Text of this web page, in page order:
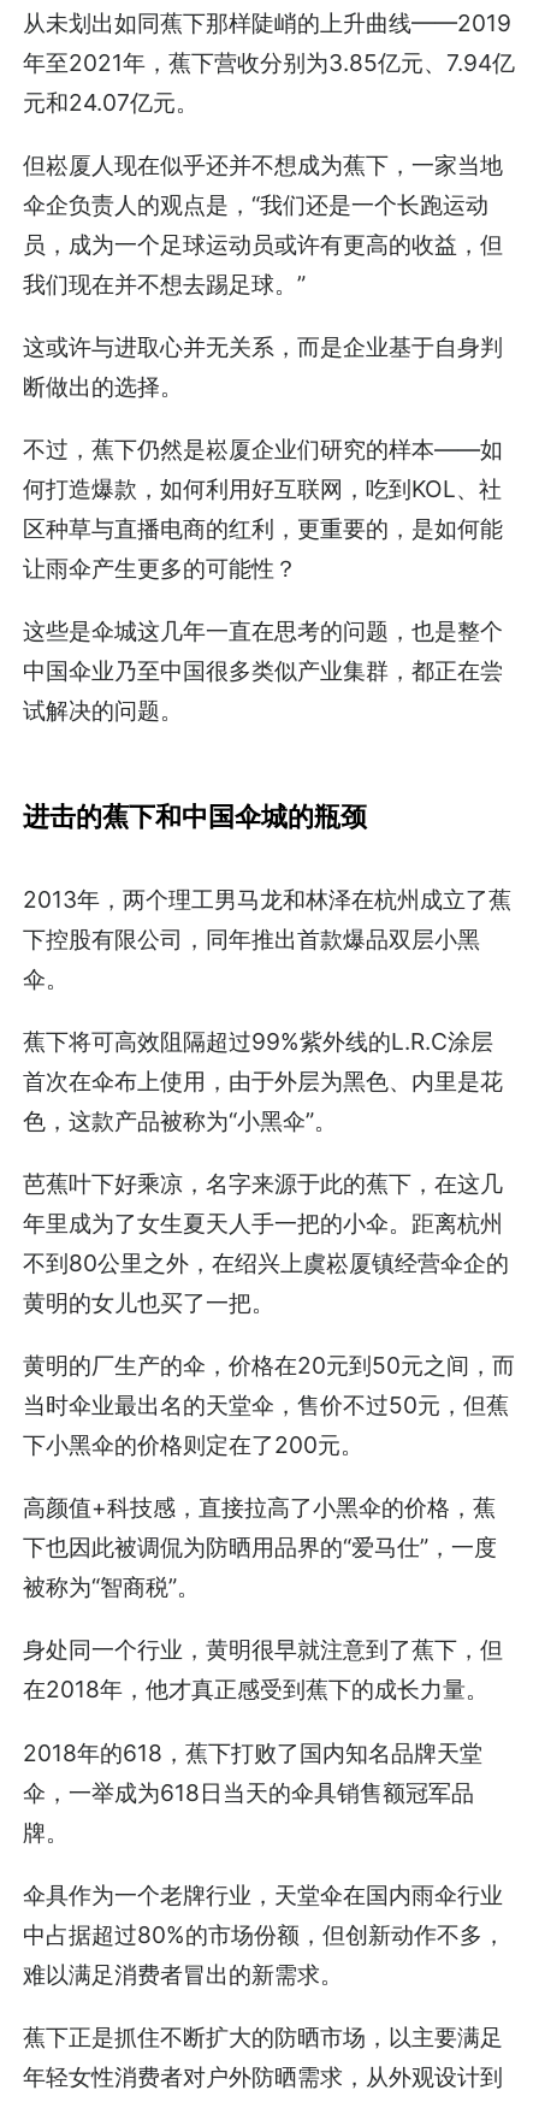
从未划出如同蕉下那样陡峭的上升曲线——2019
年至2021年，蕉下营收分别为3.85亿元、7.94亿
元和24.07亿元。
但崧厦人现在似乎还并不想成为蕉下，一家当地
伞企负责人的观点是，“我们还是一个长跑运动
员，成为一个足球运动员或许有更高的收益，但
我们现在并不想去踢足球。”
这或许与进取心并无关系，而是企业基于自身判
断做出的选择。
不过，蕉下仍然是崧厦企业们研究的样本——如
何打造爆款，如何利用好互联网，吃到KOL、社
区种草与直播电商的红利，更重要的，是如何能
让雨伞产生更多的可能性？
这些是伞城这几年一直在思考的问题，也是整个
中国伞业乃至中国很多类似产业集群，都正在尝
试解决的问题。
进击的蕉下和中国伞城的瓶颈
2013年，两个理工男马龙和林泽在杭州成立了蕉
下控股有限公司，同年推出首款爆品双层小黑
伞。
蕉下将可高效阻隔超过99%紫外线的L.R.C涂层
首次在伞布上使用，由于外层为黑色、内里是花
色，这款产品被称为“小黑伞”。
芭蕉叶下好乘凉，名字来源于此的蕉下，在这几
年里成为了女生夏天人手一把的小伞。距离杭州
不到80公里之外，在绍兴上虞崧厦镇经营伞企的
黄明的女儿也买了一把。
黄明的厂生产的伞，价格在20元到50元之间，而
当时伞业最出名的天堂伞，售价不过50元，但蕉
下小黑伞的价格则定在了200元。
高颜值+科技感，直接拉高了小黑伞的价格，蕉
下也因此被调侃为防晒用品界的“爱马仕”，一度
被称为“智商税”。
身处同一个行业，黄明很早就注意到了蕉下，但
在2018年，他才真正感受到蕉下的成长力量。
2018年的618，蕉下打败了国内知名品牌天堂
伞，一举成为618日当天的伞具销售额冠军品
牌。
伞具作为一个老牌行业，天堂伞在国内雨伞行业
中占据超过80%的市场份额，但创新动作不多，
难以满足消费者冒出的新需求。
蕉下正是抓住不断扩大的防晒市场，以主要满足
年轻女性消费者对户外防晒需求，从外观设计到